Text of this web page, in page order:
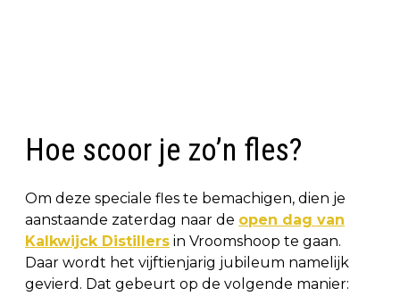
Hoe scoor je zo’n fles?
Om deze speciale fles te bemachigen, dien je
aanstaande zaterdag naar de open dag van
Kalkwijck Distillers in Vroomshoop te gaan.
Daar wordt het vijftienjarig jubileum namelijk
gevierd. Dat gebeurt op de volgende manier: